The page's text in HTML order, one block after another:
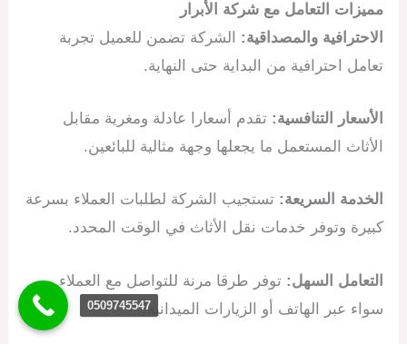
مميزات التعامل مع شركة الأبرار
الاحترافية والمصداقية:
الشركة تضمن للعميل تجربة
تعامل احترافية من البداية حتى النهاية.
الأسعار التنافسية: تقدم أسعارا عادلة ومغرية مقابل
الأثاث المستعمل ما يجعلها وجهة مثالية للبائعين.
الخدمة السريعة: تستجيب الشركة لطلبات العملاء بسرعة
كبيرة وتوفر خدمات نقل الأثاث في الوقت المحدد.
التعامل السهل: توفر طرقا مرنة للتواصل مع العملاء
سواء عبر الهاتف أو الزيارات الميدانية.0509745547